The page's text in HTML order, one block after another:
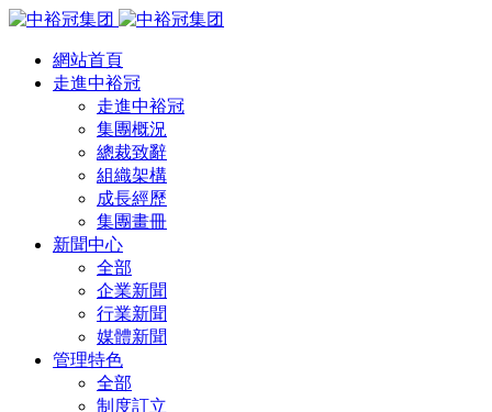
網站首頁
走進中裕冠
走進中裕冠
集團概況
總裁致辭
組織架構
成長經歷
集團畫冊
新聞中心
全部
企業新聞
行業新聞
媒體新聞
管理特色
全部
制度訂立